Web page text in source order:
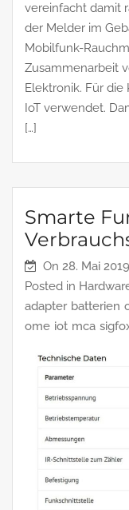
vereinfacht damit
der Melder im
Mobilfunk-
Zusammenarbeit
Elektronik. Für
IoT verwendet.
[…]
Smarte
On 28. Mai 2019
Posted in
adapter batterien
ome iot mca